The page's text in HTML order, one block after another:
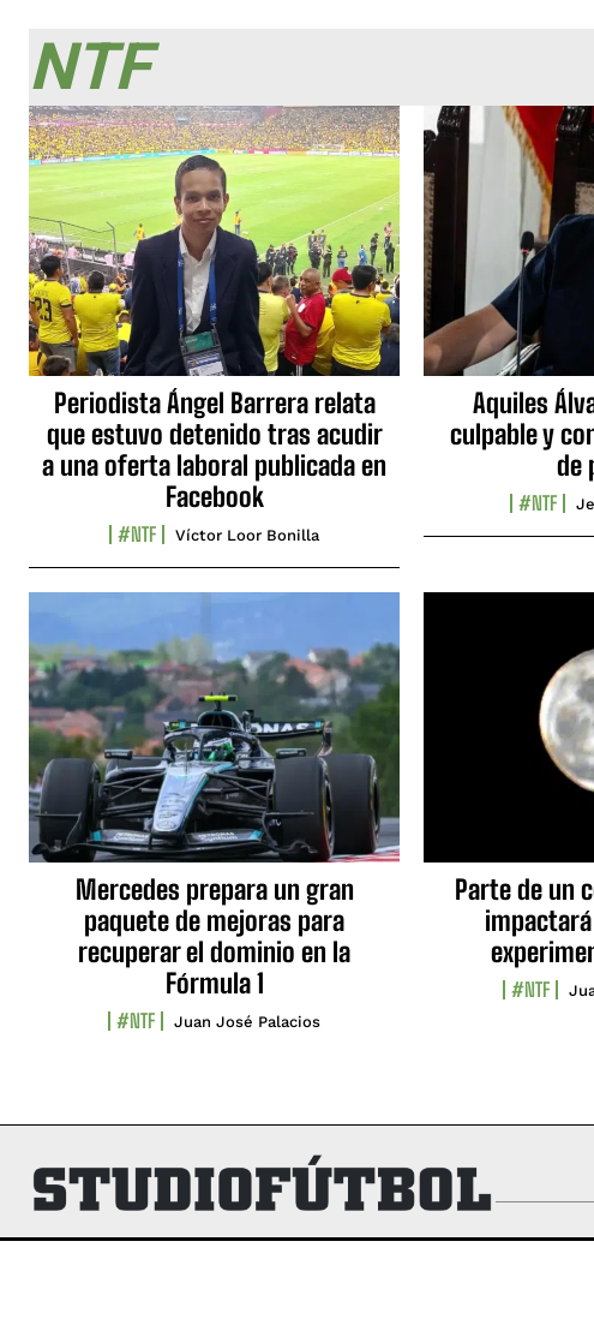
NTF
Periodista Ángel Barrera relata
que estuvo detenido tras acudir
a una oferta laboral publicada en
Facebook
#NTF Víctor Loor Bonilla
Aquiles
culpable y
de
#NTF
Mercedes prepara un gran
paquete de mejoras para
recuperar el dominio en la
Fórmula 1
#NTF Juan José Palacios
Parte de un
#NTF